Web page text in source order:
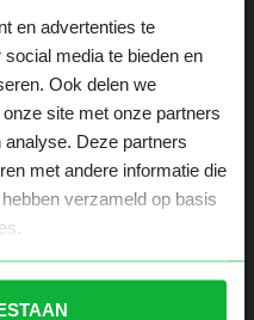
en advertenties te
media te bieden en
Ook delen we
site met onze partners
Deze partners
met andere informatie die
verzameld op basis